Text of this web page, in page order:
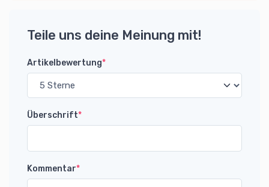
Teile uns deine Meinung mit!
Artikelbewertung*
Überschrift*
Kommentar*